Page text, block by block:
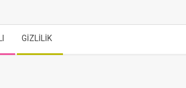
GİZLİLİK